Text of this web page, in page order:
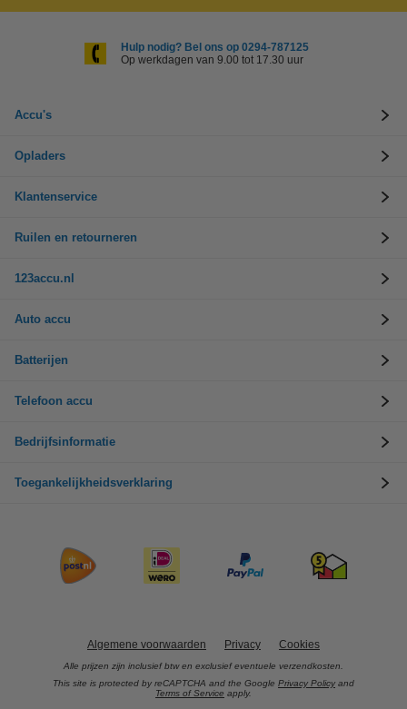
Hulp nodig? Bel ons op 0294-787125
Op werkdagen van 9.00 tot 17.30 uur
Accu's
Opladers
Klantenservice
Ruilen en retourneren
123accu.nl
Auto accu
Batterijen
Telefoon accu
Bedrijfsinformatie
Toegankelijkheidsverklaring
Algemene voorwaarden Privacy Cookies
Alle prijzen zijn inclusief btw en exclusief eventuele verzendkosten.
This site is protected by reCAPTCHA and the Google Privacy Policy and
Terms of Service apply.